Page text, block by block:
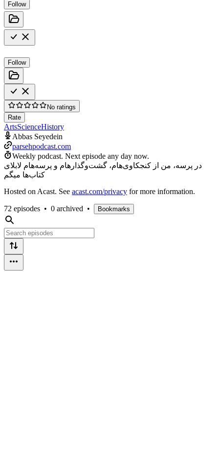
Follow
Follow
No ratings
Rate
ArtsScienceHistory
Abbas Seyedein
parsehpodcast.com
Weekly podcast. Next episode any day now.
در پرسه، من از کنجکاوی‌هام، گشت‌وگذارهام و پرسه‌هام لابلای
کتاب‌ها میگم
Hosted on Acast. See acast.com/privacy for more information.
72 episodes • 0 archived • Bookmarks